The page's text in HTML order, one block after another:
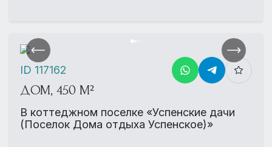
ДОМ, 450 М²
В коттеджном поселке «Успенские дачи
(Поселок Дома отдыха Успенское)»
ID 117162